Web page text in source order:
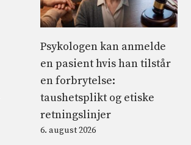
Psykologen kan anmelde
en pasient hvis han tilstår
en forbrytelse:
taushetsplikt og etiske
retningslinjer
6. august 2026